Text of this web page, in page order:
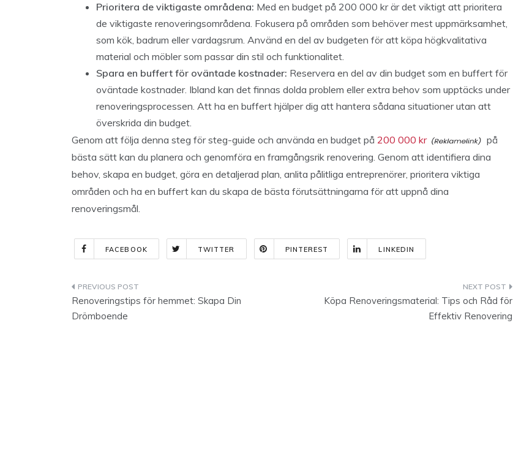
Prioritera de viktigaste områdena: Med en budget på 200 000 kr är det viktigt att prioritera
de viktigaste renoveringsområdena. Fokusera på områden som behöver mest uppmärksamhet,
som kök, badrum eller vardagsrum. Använd en del av budgeten för att köpa högkvalitativa
material och möbler som passar din stil och funktionalitet.
Spara en buffert för oväntade kostnader: Reservera en del av din budget som en buffert för
oväntade kostnader. Ibland kan det finnas dolda problem eller extra behov som upptäcks under
renoveringsprocessen. Att ha en buffert hjälper dig att hantera sådana situationer utan att
överskrida din budget.
Genom att följa denna steg för steg-guide och använda en budget på 200 000 kr
på
bästa sätt kan du planera och genomföra en framgångsrik renovering. Genom att identifiera dina
behov, skapa en budget, göra en detaljerad plan, anlita pålitliga entreprenörer, prioritera viktiga
områden och ha en buffert kan du skapa de bästa förutsättningarna för att uppnå dina
renoveringsmål.
FACEBOOK TWITTER PINTEREST LINKEDIN
Indlægsnavigation
Renoveringstips för hemmet: Skapa Din
Drömboende
Köpa Renoveringsmaterial: Tips och Råd för
Effektiv Renovering